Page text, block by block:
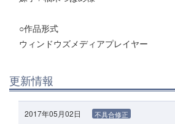
○作品形式
ウィンドウズメディアプレイヤー
更新情報
2017年05月02日 不具合修正